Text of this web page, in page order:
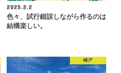
2025.2.2
色々、試行錯誤しながら作るのは
結構楽しい。
崎戸